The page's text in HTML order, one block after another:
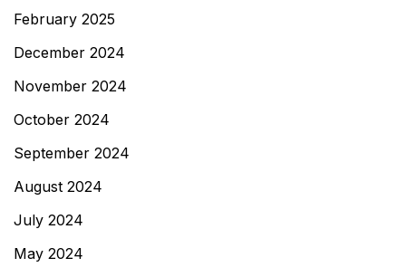
February 2025
December 2024
November 2024
October 2024
September 2024
August 2024
July 2024
May 2024